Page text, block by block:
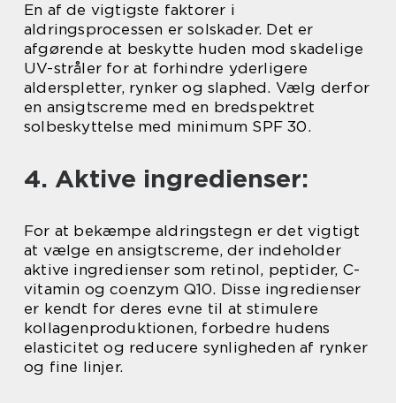
En af de vigtigste faktorer i
aldringsprocessen er solskader. Det er
afgørende at beskytte huden mod skadelige
UV-stråler for at forhindre yderligere
alderspletter, rynker og slaphed. Vælg derfor
en ansigtscreme med en bredspektret
solbeskyttelse med minimum SPF 30.
4. Aktive ingredienser:
For at bekæmpe aldringstegn er det vigtigt
at vælge en ansigtscreme, der indeholder
aktive ingredienser som retinol, peptider, C-
vitamin og coenzym Q10. Disse ingredienser
er kendt for deres evne til at stimulere
kollagenproduktionen, forbedre hudens
elasticitet og reducere synligheden af rynker
og fine linjer.